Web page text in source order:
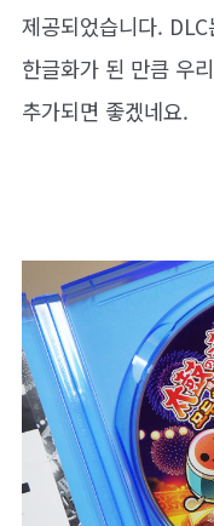
제공되었습니다.
한글화가 된 만큼 우
추가되면 좋겠네요.